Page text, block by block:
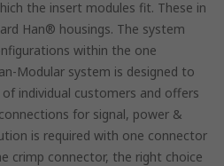
the insert modules fit. These in
Han® housings. The system
within the one
Modular system is designed to
individual customers and offers
for signal, power &
is required with one connector
crimp connector, the right choice